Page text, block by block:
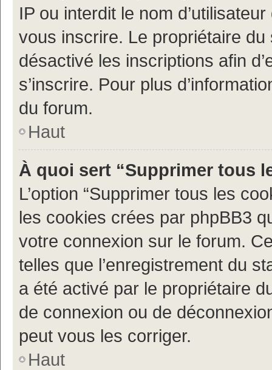
IP ou interdit le nom
vous inscrire. Le propriétaire
désactivé les inscriptions afin
s’inscrire. Pour plus
du forum.
Haut
À quoi sert “Supprimer tous
L’option “Supprimer tous les
les cookies crées par phpBB3
votre connexion sur le forum.
telles que l’enregistrement du
a été activé par le propriétaire
de connexion ou de
peut vous les corriger.
Haut